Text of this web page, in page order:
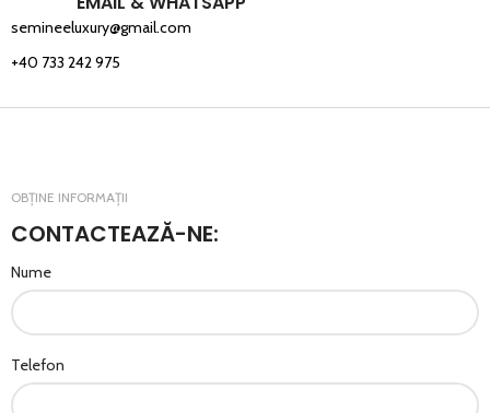
semineeluxury@gmail.com
+40 733 242 975
OBȚINE INFORMAȚII
CONTACTEAZĂ-NE:
Nume
Telefon